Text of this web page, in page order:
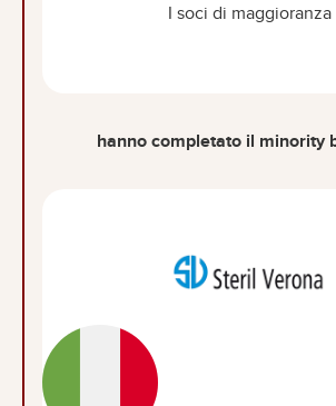
I soci di maggioranza
hanno completato il minority